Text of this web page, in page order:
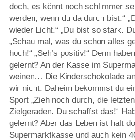
doch, es könnt noch schlimmer
werden, wenn du da durch bist.“
wieder Licht.“ „Du bist so stark.
„Schau mal, was du schon alles
hoch!“ „Seh’s positiv!“ Denn
gelernt? An der Kasse im
weinen… Die Kinderschokolade
wir nicht. Daheim bekommst du
Sport „Zieh noch durch, die
Zielgeraden. Du schaffst das!“
gelernt? Aber das Leben ist halt
Supermarktkasse und auch kein